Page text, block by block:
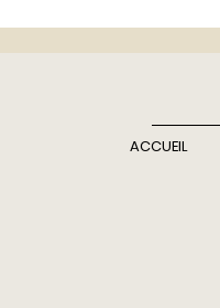
ACCUEIL